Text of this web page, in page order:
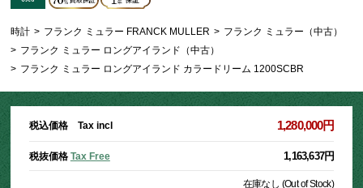
時計 > フランク ミュラー FRANCK MULLER > フランク ミュラー（中古）
> フランク ミュラー ロングアイランド（中古）
> フランク ミュラー ロングアイランド カラードリーム 1200SCBR
税込価格 Tax incl 1,280,000円
税抜価格 Tax Free 1,163,637円
在庫なし (Out of Stock)